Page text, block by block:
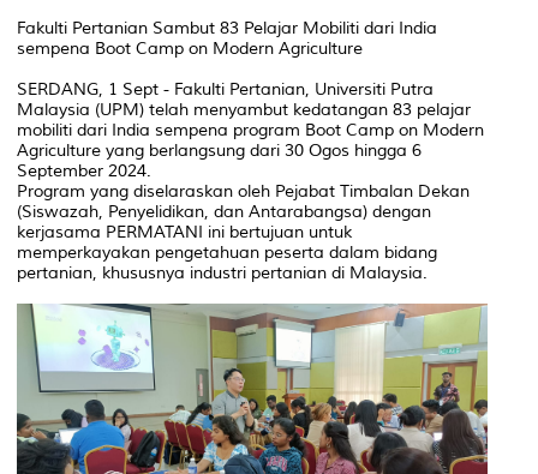
Fakulti Pertanian Sambut 83 Pelajar Mobiliti dari India
sempena Boot Camp on Modern Agriculture
SERDANG, 1 Sept - Fakulti Pertanian, Universiti Putra
Malaysia (UPM) telah menyambut kedatangan 83 pelajar
mobiliti dari India sempena program Boot Camp on Modern
Agriculture yang berlangsung dari 30 Ogos hingga 6
September 2024.
Program yang diselaraskan oleh Pejabat Timbalan Dekan
(Siswazah, Penyelidikan, dan Antarabangsa) dengan
kerjasama PERMATANI ini bertujuan untuk
memperkayakan pengetahuan peserta dalam bidang
pertanian, khususnya industri pertanian di Malaysia.